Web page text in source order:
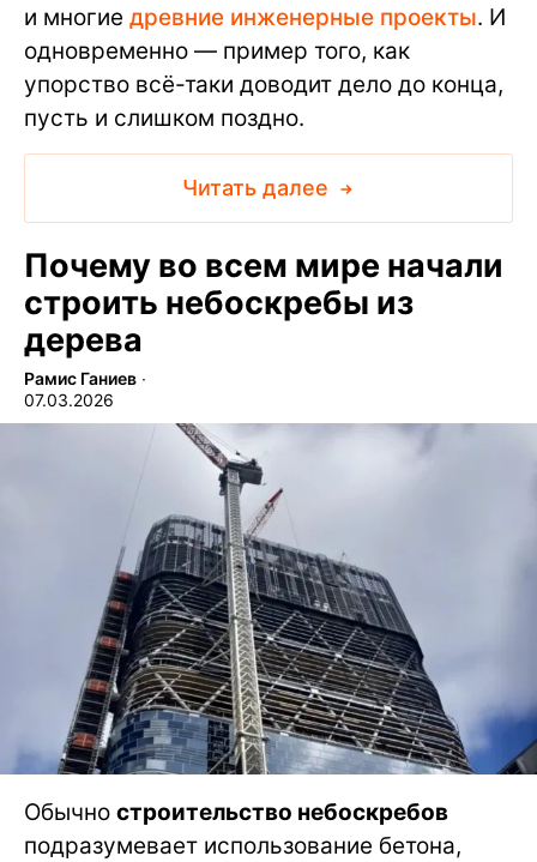
и многие древние инженерные проекты. И
одновременно — пример того, как
упорство всё-таки доводит дело до конца,
пусть и слишком поздно.
Читать далее
Почему во всем мире начали
строить небоскребы из
дерева
Рамис Ганиев ∙
07.03.2026
Обычно строительство небоскребов
подразумевает использование бетона,